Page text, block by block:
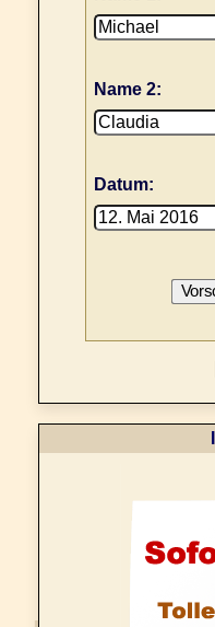
Name 2:
Datum: